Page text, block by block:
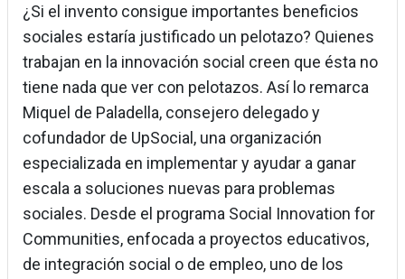
¿Si el invento consigue importantes beneficios
sociales estaría justificado un pelotazo? Quienes
trabajan en la innovación social creen que ésta no
tiene nada que ver con pelotazos. Así lo remarca
Miquel de Paladella, consejero delegado y
cofundador de UpSocial, una organización
especializada en implementar y ayudar a ganar
escala a soluciones nuevas para problemas
sociales. Desde el programa Social Innovation for
Communities, enfocada a proyectos educativos,
de integración social o de empleo, uno de los